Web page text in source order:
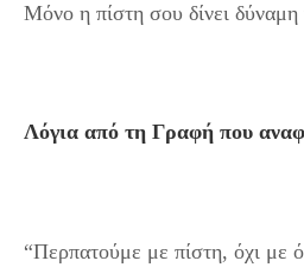
Μόνο η πίστη σου δίνει δύναμη
Λόγια από τη Γραφή που
“Περπατούμε με πίστη, όχι με